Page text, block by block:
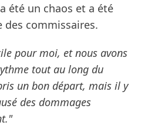
été un chaos et a été
des commissaires.
pour moi, et nous avons
tout au long du
un bon départ, mais il y
des dommages